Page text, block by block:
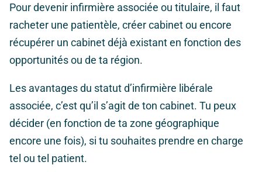
Pour devenir infirmière associée ou titulaire, il faut
racheter une patientèle, créer cabinet ou encore
récupérer un cabinet déjà existant en fonction des
opportunités ou de ta région.
Les avantages du statut d’infirmière libérale
associée, c’est qu’il s’agit de ton cabinet. Tu peux
décider (en fonction de ta zone géographique
encore une fois), si tu souhaites prendre en charge
tel ou tel patient.